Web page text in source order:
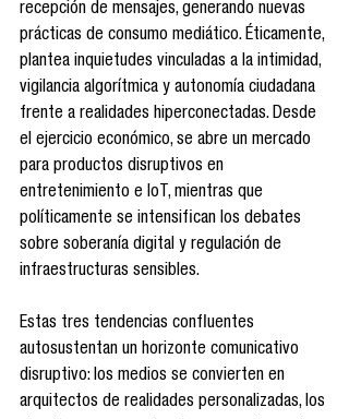
recepción de mensajes, generando nuevas
prácticas de consumo mediático. Éticamente,
plantea inquietudes vinculadas a la intimidad,
vigilancia algorítmica y autonomía ciudadana
frente a realidades hiperconectadas. Desde
el ejercicio económico, se abre un mercado
para productos disruptivos en
entretenimiento e IoT, mientras que
políticamente se intensifican los debates
sobre soberanía digital y regulación de
infraestructuras sensibles.
Estas tres tendencias confluentes
autosustentan un horizonte comunicativo
disruptivo: los medios se convierten en
arquitectos de realidades personalizadas, los